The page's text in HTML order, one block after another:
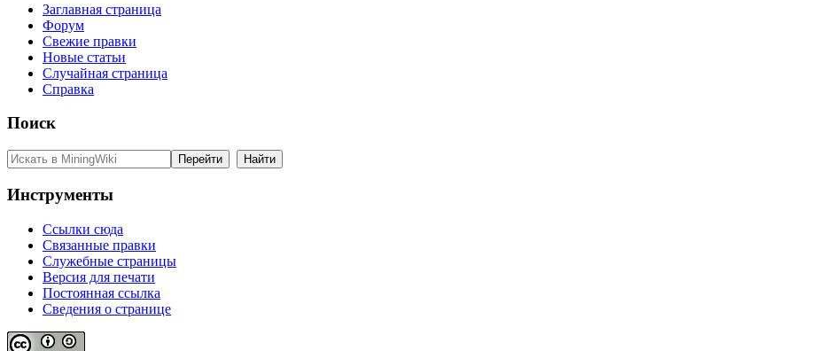
Заглавная страница
Форум
Свежие правки
Новые статьи
Случайная страница
Справка
Поиск
Инструменты
Ссылки сюда
Связанные правки
Служебные страницы
Версия для печати
Постоянная ссылка
Сведения о странице